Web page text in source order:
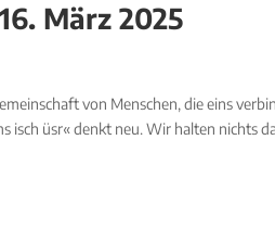
März 2025
von Menschen, die eins
isch üsr« denkt neu. Wir halten nichts